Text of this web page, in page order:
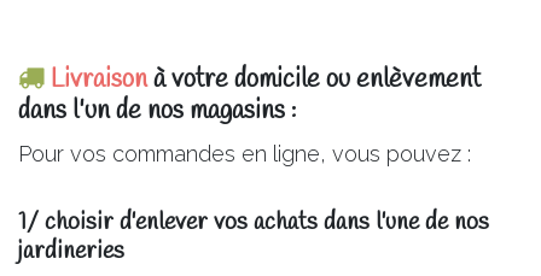
Livraisonà votre domicile ou enlèvement
dans l'un de nos magasins :
Pour vos commandes en ligne, vous pouvez :
1/ choisir d'enlever vos achats dans l'une de nos
jardineries​